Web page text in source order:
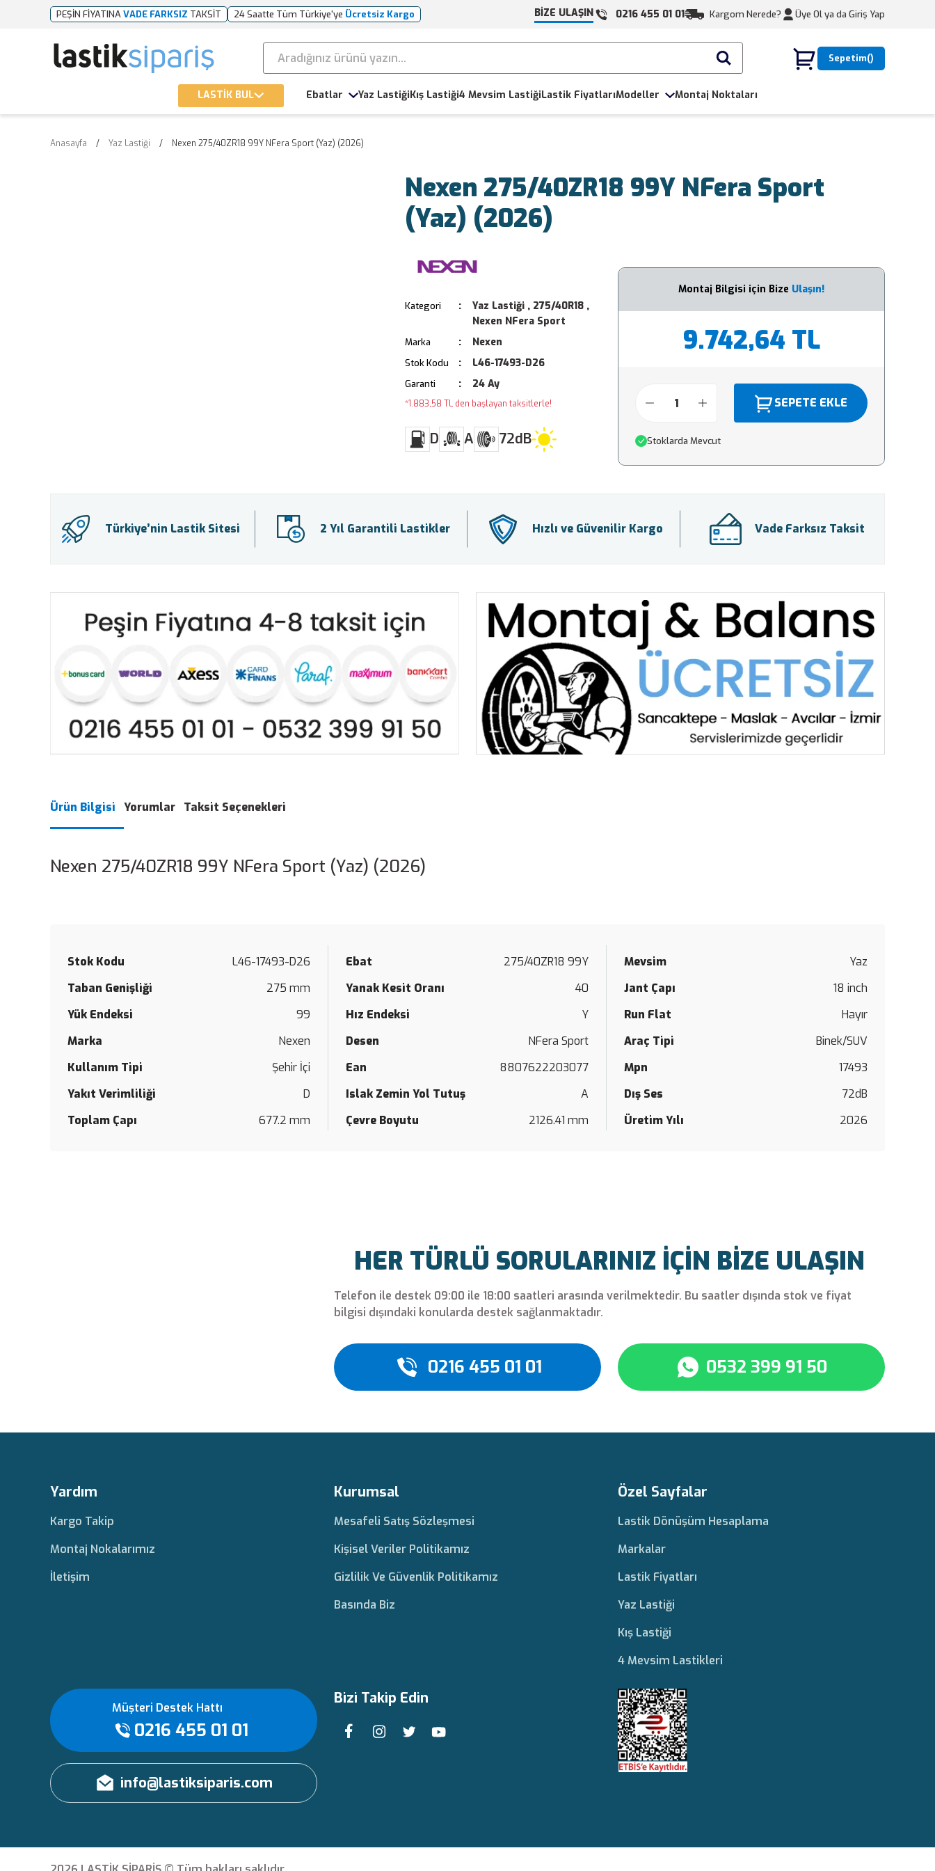
PEŞİN FİYATINAVADE FARKSIZ TAKSİT 24 Saatte Tüm Türkiye'ye Ücretsiz Kargo BİZE ULAŞIN 0216 455 01 01 Kargom Nerede? Üye Ol ya da Giriş Yap
Sepetim
LASTİK BUL Ebatlar Yaz LastiğiKış Lastiği4 Mevsim LastiğiLastik FiyatlarıModeller Montaj Noktaları
Anasayfa Yaz Lastiği Nexen 275/40ZR18 99Y NFera Sport (Yaz) (2026)
Nexen 275/40ZR18 99Y NFera Sport
(Yaz) (2026)
Kategori Yaz Lastiği , 275/40R18 ,
Nexen NFera Sport
Marka Nexen
Stok Kodu L46-17493-D26
Garanti 24 Ay
*1.883,58 TL den başlayan taksitlerle!
D A 72dB
Montaj Bilgisi için Bize Ulaşın!
9.742,64 TL
SEPETE EKLE
Stoklarda Mevcut
Türkiye’nin Lastik Sitesi 2 Yıl Garantili Lastikler Hızlı ve Güvenilir Kargo Vade Farksız Taksit
Ürün Bilgisi Yorumlar Taksit Seçenekleri
Nexen 275/40ZR18 99Y NFera Sport (Yaz) (2026)
Stok Kodu L46-17493-D26 Ebat 275/40ZR18 99Y Mevsim
Yaz
Taban Genişliği
275 mm Yanak Kesit Oranı 40 Jant Çapı
18 inch
Yük Endeksi
99 Hız Endeksi Y Run Flat
Hayır
Marka
Nexen Desen NFera Sport Araç Tipi
Binek/SUV
Kullanım Tipi
Şehir İçi Ean 8807622203077 Mpn
17493
Yakıt Verimliliği
D Islak Zemin Yol Tutuş A Dış Ses
72dB
Toplam Çapı
677.2 mm Çevre Boyutu 2126.41 mm Üretim Yılı 2026
HER TÜRLÜ SORULARINIZ İÇİN BİZE ULAŞIN
Telefon ile destek 09:00 ile 18:00 saatleri arasında verilmektedir. Bu saatler dışında stok ve fiyat
bilgisi dışındaki konularda destek sağlanmaktadır.
0216 455 01 01 0532 399 91 50
Yardım
Kargo Takip
Montaj Nokalarımız
İletişim
Kurumsal
Mesafeli Satış Sözleşmesi
Kişisel Veriler Politikamız
Gizlilik Ve Güvenlik Politikamız
Basında Biz
Özel Sayfalar
Lastik Dönüşüm Hesaplama
Markalar
Lastik Fiyatları
Yaz Lastiği
Kış Lastiği
4 Mevsim Lastikleri
Müşteri Destek Hattı
0216 455 01 01
info@lastiksiparis.com
Bizi Takip Edin